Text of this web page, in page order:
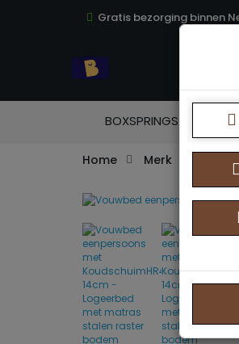
Gratis bezorging binnen
BOXSPRINGS
Home Merk